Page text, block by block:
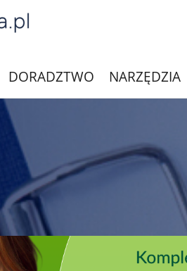
DORADZTWO NARZĘDZIA